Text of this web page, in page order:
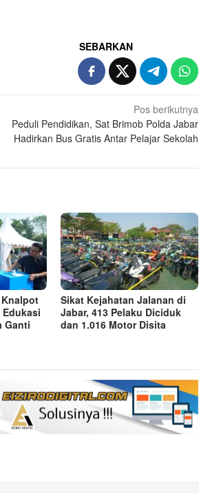
SEBARKAN
Pos berikutnya
Peduli Pendidikan, Sat Brimob Polda Jabar
Hadirkan Bus Gratis Antar Pelajar Sekolah
Knalpot
Ganti
Sikat Kejahatan Jalanan di
Jabar, 413 Pelaku Diciduk
dan 1.016 Motor Disita